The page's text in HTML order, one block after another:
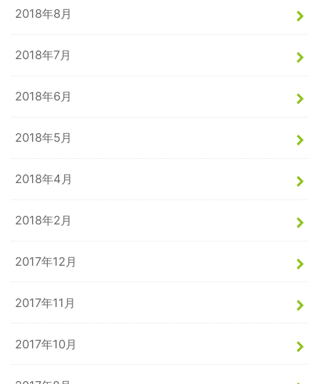
2018年8月
2018年7月
2018年6月
2018年5月
2018年4月
2018年2月
2017年12月
2017年11月
2017年10月